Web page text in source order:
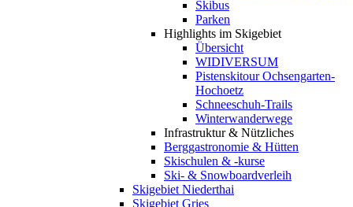
Skibus
Parken
Highlights im Skigebiet
Übersicht
WIDIVERSUM
Pistenskitour Ochsengarten-
Hochoetz
Schneeschuh-Trails
Winterwanderwege
Infrastruktur & Nützliches
Berggastronomie & Hütten
Skischulen & -kurse
Ski- & Snowboardverleih
Skigebiet Niederthai
Skigebiet Gries